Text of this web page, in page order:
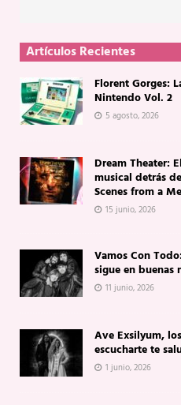
Artículos Recientes
Florent Gorges:
Nintendo Vol. 2
5 agosto, 2026
Dream Theater:
musical detrás
Scenes from a
15 junio, 2026
Vamos Con
sigue en buenas
11 junio, 2026
Ave Exsilyum,
escucharte te
1 junio, 2026